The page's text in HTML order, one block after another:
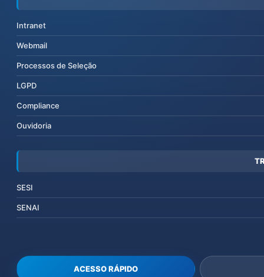
Intranet
Webmail
Processos de Seleção
LGPD
Compliance
Ouvidoria
SESI
SENAI
ACESSO RÁPIDO